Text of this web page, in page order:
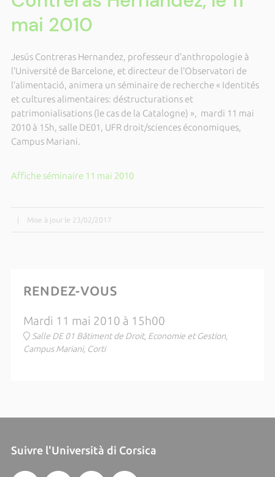
mai 2010
Jesús Contreras Hernandez, professeur d’anthropologie à
l’Université de Barcelone, et directeur de l’Observatori de
l’alimentació, animera un séminaire de recherche « Identités
et cultures alimentaires: déstructurations et
patrimonialisations (le cas de la Catalogne) », mardi 11 mai
2010 à 15h, salle DE01, UFR droit/sciences économiques,
Campus Mariani.
Affiche séminaire 11 mai 2010
Mise à jour le 23/02/2017
RENDEZ-VOUS
Mardi 11 mai 2010 à 15h00
Salle DE 01 Bâtiment de Droit, Economie et Gestion,
Campus Mariani, Corti
Suivre l'Università di Corsica